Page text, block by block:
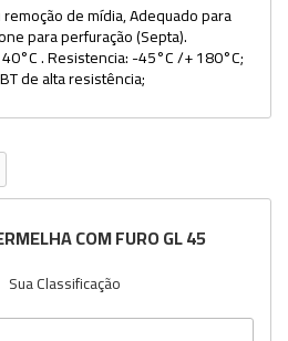
de mídia, Adequado para
para perfuração (Septa).
. Resistencia: -45°C /+ 180°C;
de alta resistência;
COM FURO GL 45
Sua Classificação